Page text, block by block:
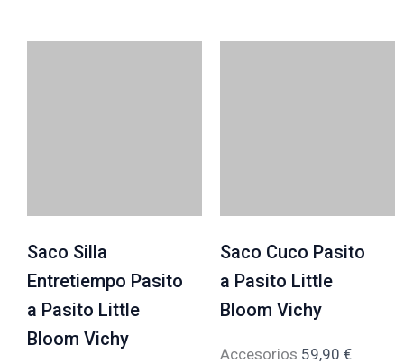
Saco Silla
Entretiempo Pasito
a Pasito Little
Bloom Vichy
Saco Cuco Pasito
a Pasito Little
Bloom Vichy
Accesorios 59,90 €